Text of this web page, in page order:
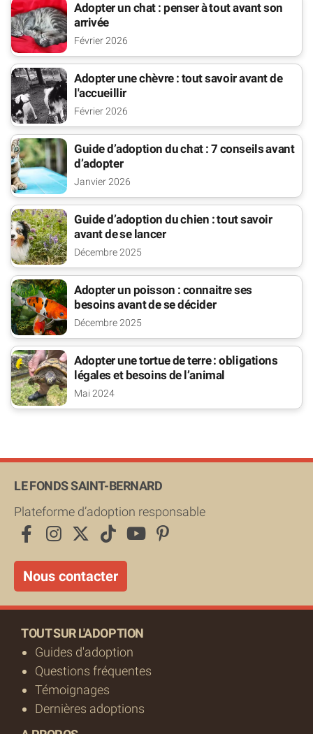
Adopter un chat : penser à tout avant son
arrivée
Février 2026
Adopter une chèvre : tout savoir avant de
l'accueillir
Février 2026
Guide d’adoption du chat : 7 conseils avant
d’adopter
Janvier 2026
Guide d’adoption du chien : tout savoir
avant de se lancer
Décembre 2025
Adopter un poisson : connaitre ses
besoins avant de se décider
Décembre 2025
Adopter une tortue de terre : obligations
légales et besoins de l’animal
Mai 2024
LE FONDS SAINT-BERNARD
Plateforme d’adoption responsable
Nous contacter
TOUT SUR L'ADOPTION
Guides d'adoption
Questions fréquentes
Témoignages
Dernières adoptions